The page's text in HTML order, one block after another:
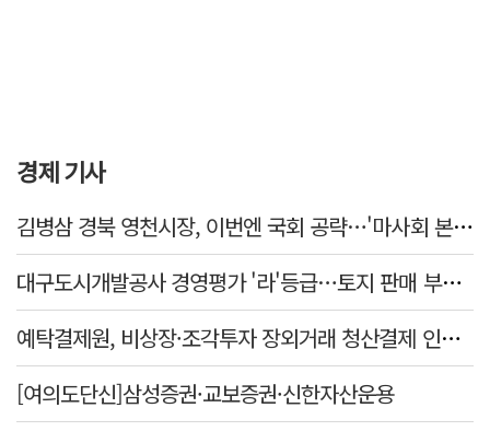
경제 기사
김병삼 경북 영천시장, 이번엔 국회 공략…'마사회 본사 이전·광역교통망 확충' 요청
대구도시개발공사 경영평가 '라'등급…토지 판매 부진에 1년 만에 두 단계 '뚝'
예탁결제원, 비상장·조각투자 장외거래 청산결제 인프라 구축 착수…연내 가동
[여의도단신]삼성증권·교보증권·신한자산운용